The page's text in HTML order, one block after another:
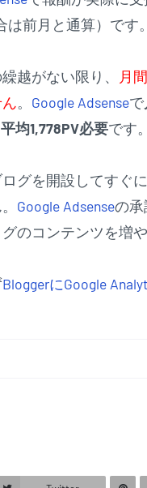
前月と通算）です。
越がない限り、
月
。 Google Adsenseで
均1,778PV必要です。
グを開設してすぐに
Google Adsenseの承
のコンテンツを増
BloggerにGoogle